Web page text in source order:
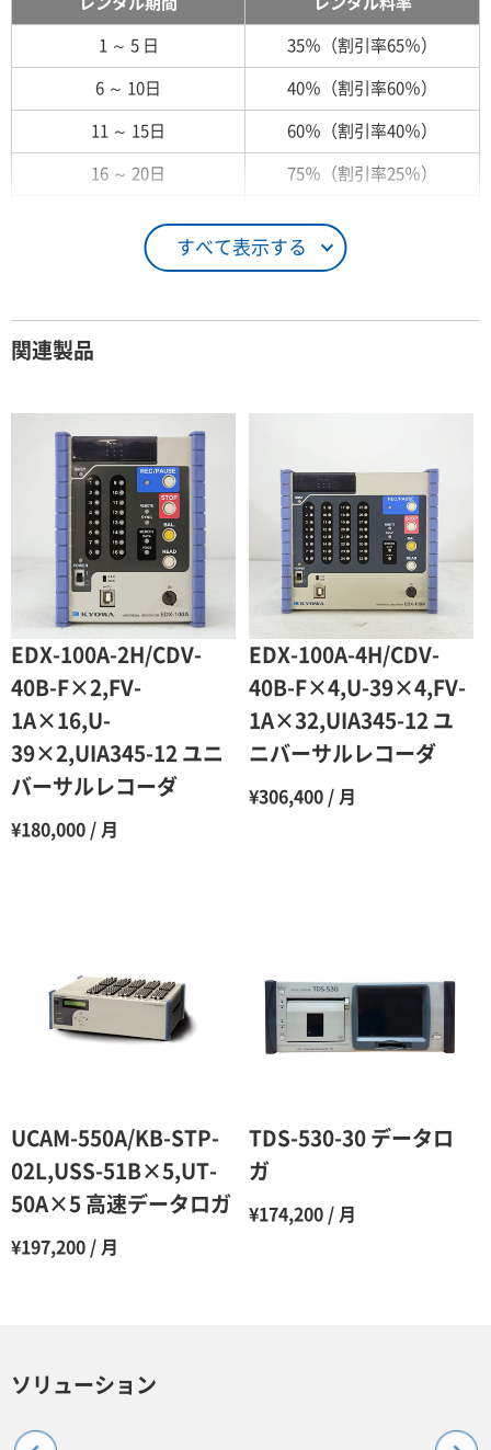
すべて表示する
1 ～ 5 日 35％（割引率65％）
6 ～ 10日 40％（割引率60％）
11 ～ 15日 60％（割引率40％）
16 ～ 20日 75％（割引率25％）
26日 ～ 1ヶ月 100％（割引率 0％）
2ヶ月 90％（割引率10％）
3ヶ月 80％（割引率20％）
4ヶ月 75％（割引率25％）
5ヶ月 70％（割引率30％）
6ヶ月 65％（割引率35％）
7ヶ月 60％（割引率 40％）
8ヶ月 55％（割引率45％）
9ヶ月 50％（割引率50％）
48％（割引率52％）
関連製品
EDX-100A-2H/CDV-
40B-F×2,FV-
1A×16,U-
39×2,UIA345-12 ユニ
バーサルレコーダ
¥180,000 / 月
EDX-100A-4H/CDV-
40B-F×4,U-39×4,FV-
1A×32,UIA345-12 ユ
ニバーサルレコーダ
¥306,400 / 月
UCAM-550A/KB-STP-
02L,USS-51B×5,UT-
50A×5 高速データロガ
¥197,200 / 月
TDS-530-30 データロ
ガ
¥174,200 / 月
ソリューション